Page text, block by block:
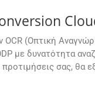
(Οπτική
με δυνατότητα
σας, θα